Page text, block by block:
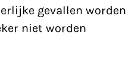
gevallen worden
niet worden